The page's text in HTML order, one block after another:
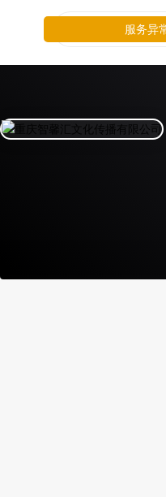
服务异